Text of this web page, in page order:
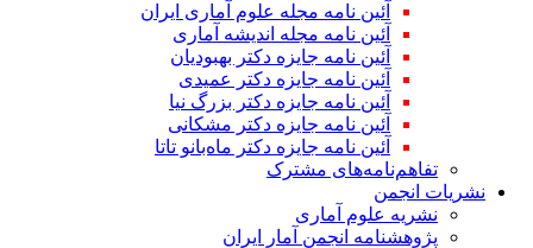
آئین نامه مجله علوم آماری ایران
آئین نامه مجله اندیشه آماری
آئین‌ نامه جایزه دکتر بهبودیان
آئین نامه جایزه دکتر عمیدی
آئین نامه جایزه دکتر بزرگ نیا
آئین نامه جایزه دکتر مشکانی
آئین نامه جایزه دکتر ماه‌بانو تاتا
تفاهم‌نامه‌های مشترک
نشریات انجمن
نشریه علوم آماری
پژوهشنامه انجمن آمار ایران